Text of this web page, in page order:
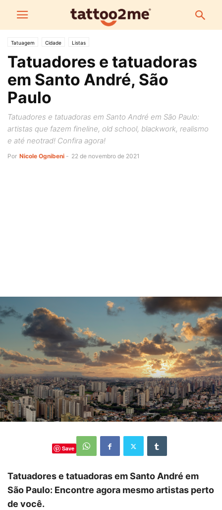
Tatuagem Cidade Listas
Tatuadores e tatuadoras
em Santo André, São
Paulo
Tatuadores e tatuadoras em Santo André em São Paulo:
artistas que fazem fineline, old school, blackwork, realismo
e até neotrad! Confira agora!
Por Nicole Ognibeni - 22 de novembro de 2021
Save
Tatuadores e tatuadoras em Santo André em
São Paulo: Encontre agora mesmo artistas perto
de você.